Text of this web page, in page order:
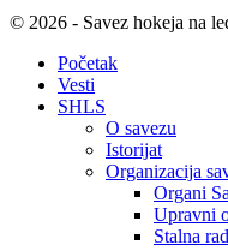
© 2026 - Savez hokeja na
Početak
Vesti
SHLS
O savezu
Istorijat
Organizacija
Organi
Upravni
Stalna